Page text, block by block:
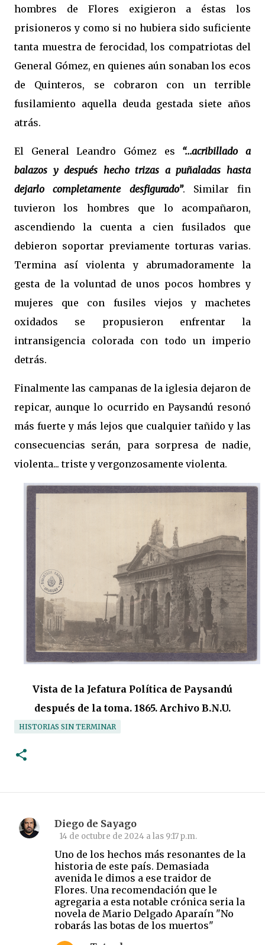
hombres de Flores exigieron a éstas los
prisioneros y como si no hubiera sido suficiente
tanta muestra de ferocidad, los compatriotas del
General Gómez, en quienes aún sonaban los ecos
de Quinteros, se cobraron con un terrible
fusilamiento aquella deuda gestada siete años
atrás.
El General Leandro Gómez es “...acribillado a
balazos y después hecho trizas a puñaladas hasta
dejarlo completamente desfigurado”. Similar fin
tuvieron los hombres que lo acompañaron,
ascendiendo la cuenta a cien fusilados que
debieron soportar previamente torturas varias.
Termina así violenta y abrumadoramente la
gesta de la voluntad de unos pocos hombres y
mujeres que con fusiles viejos y machetes
oxidados se propusieron enfrentar la
intransigencia colorada con todo un imperio
detrás.
Finalmente las campanas de la iglesia dejaron de
repicar, aunque lo ocurrido en Paysandú resonó
más fuerte y más lejos que cualquier tañido y las
consecuencias serán, para sorpresa de nadie,
violenta... triste y vergonzosamente violenta.
Vista de la Jefatura Política de Paysandú
después de la toma. 1865. Archivo B.N.U.
HISTORIAS SIN TERMINAR
C
Diego de Sayago
14 de octubre de 2024 a las 9:17 p.m.
Uno de los hechos más resonantes de la
historia de este país. Demasiada
avenida le dimos a ese traidor de
Flores. Una recomendación que le
agregaria a esta notable crónica seria la
novela de Mario Delgado Aparaín "No
robarás las botas de los muertos"